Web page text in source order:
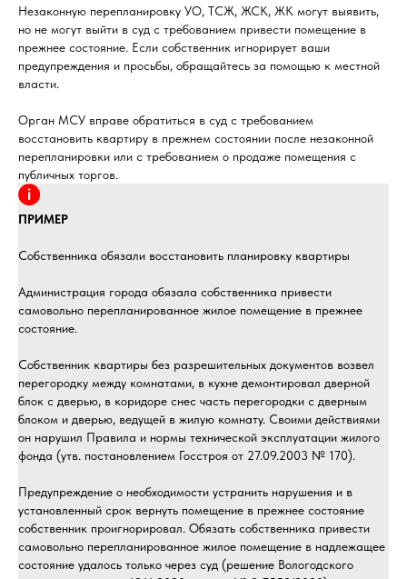
Незаконную перепланировку УО, ТСЖ, ЖСК, ЖК могут выявить,
но не могут выйти в суд с требованием привести помещение в
прежнее состояние. Если собственник игнорирует ваши
предупреждения и просьбы, обращайтесь за помощью к местной
власти.
Орган МСУ вправе обратиться в суд с требованием
восстановить квартиру в прежнем состоянии после незаконной
перепланировки или с требованием о продаже помещения с
публичных торгов.
ПРИМЕР
Собственника обязали восстановить планировку квартиры
Администрация города обязала собственника привести
самовольно перепланированное жилое помещение в прежнее
состояние.
Собственник квартиры без разрешительных документов возвел
перегородку между комнатами, в кухне демонтировал дверной
блок с дверью, в коридоре снес часть перегородки с дверным
блоком и дверью, ведущей в жилую комнату. Своими действиями
он нарушил Правила и нормы технической эксплуатации жилого
фонда (утв. постановлением Госстроя от 27.09.2003 № 170).
Предупреждение о необходимости устранить нарушения и в
установленный срок вернуть помещение в прежнее состояние
собственник проигнорировал. Обязать собственника привести
самовольно перепланированное жилое помещение в надлежащее
состояние удалось только через суд (решение Вологодского